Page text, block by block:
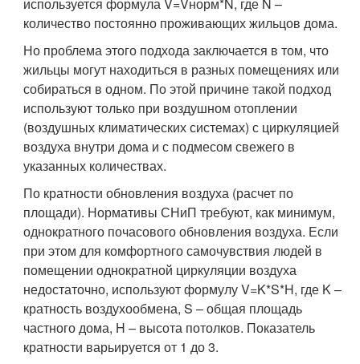
количество постоянно проживающих жильцов дома.
Но проблема этого подхода заключается в том, что
жильцы могут находиться в разных помещениях или
собираться в одном. По этой причине такой подход
используют только при воздушном отоплении
(воздушных климатических системах) с циркуляцией
воздуха внутри дома и с подмесом свежего в
указанных количествах.
По кратности обновления воздуха (расчет по
площади). Нормативы СНиП требуют, как минимум,
однократного почасового обновления воздуха. Если
при этом для комфортного самочувствия людей в
помещении однократной циркуляции воздуха
недостаточно, используют формулу V=K*S*H, где K –
кратность воздухообмена, S – общая площадь
частного дома, H – высота потолков. Показатель
кратности варьируется от 1 до 3.